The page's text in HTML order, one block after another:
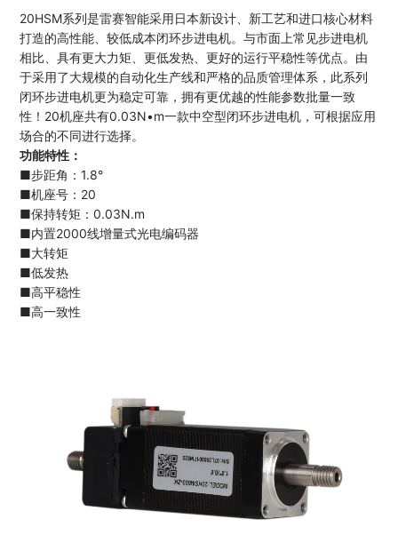
20HSM系列是雷赛智能采用日本新设计、新工艺和进口核心材料
打造的高性能、较低成本闭环步进电机。与市面上常见步进电机
相比、具有更大力矩、更低发热、更好的运行平稳性等优点。由
于采用了大规模的自动化生产线和严格的品质管理体系，此系列
闭环步进电机更为稳定可靠，拥有更优越的性能参数批量一致
性！20机座共有0.03N•m一款中空型闭环步进电机，可根据应用
场合的不同进行选择。
功能特性：
■步距角：1.8°
■机座号：20
■保持转矩：0.03N.m
■内置2000线增量式光电编码器
■大转矩
■低发热
■高平稳性
■高一致性